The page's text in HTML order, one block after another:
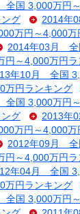
国 3,000万円
グ
2014年
万円～4,000万
2014年03月 全
～4,000万円ラ
年10月 全国
円ランキング
国 3,000万円
グ
2013年
万円～4,000万
2012年09月 全
～4,000万円ラ
年04月 全国
円ランキング
国 3,000万円